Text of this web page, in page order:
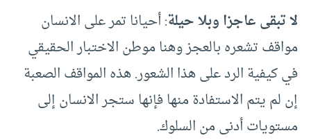
لا تبقى عاجزا وبلا حيلة: أحيانا تمر على الانسان
مواقف تشعره بالعجز وهنا موطن الاختبار الحقيقي
في كيفية الرد على هذا الشعور. هذه المواقف الصعبة
إن لم يتم الاستفادة منها فإنها ستجر الانسان إلى
مستويات أدنى من السلوك.